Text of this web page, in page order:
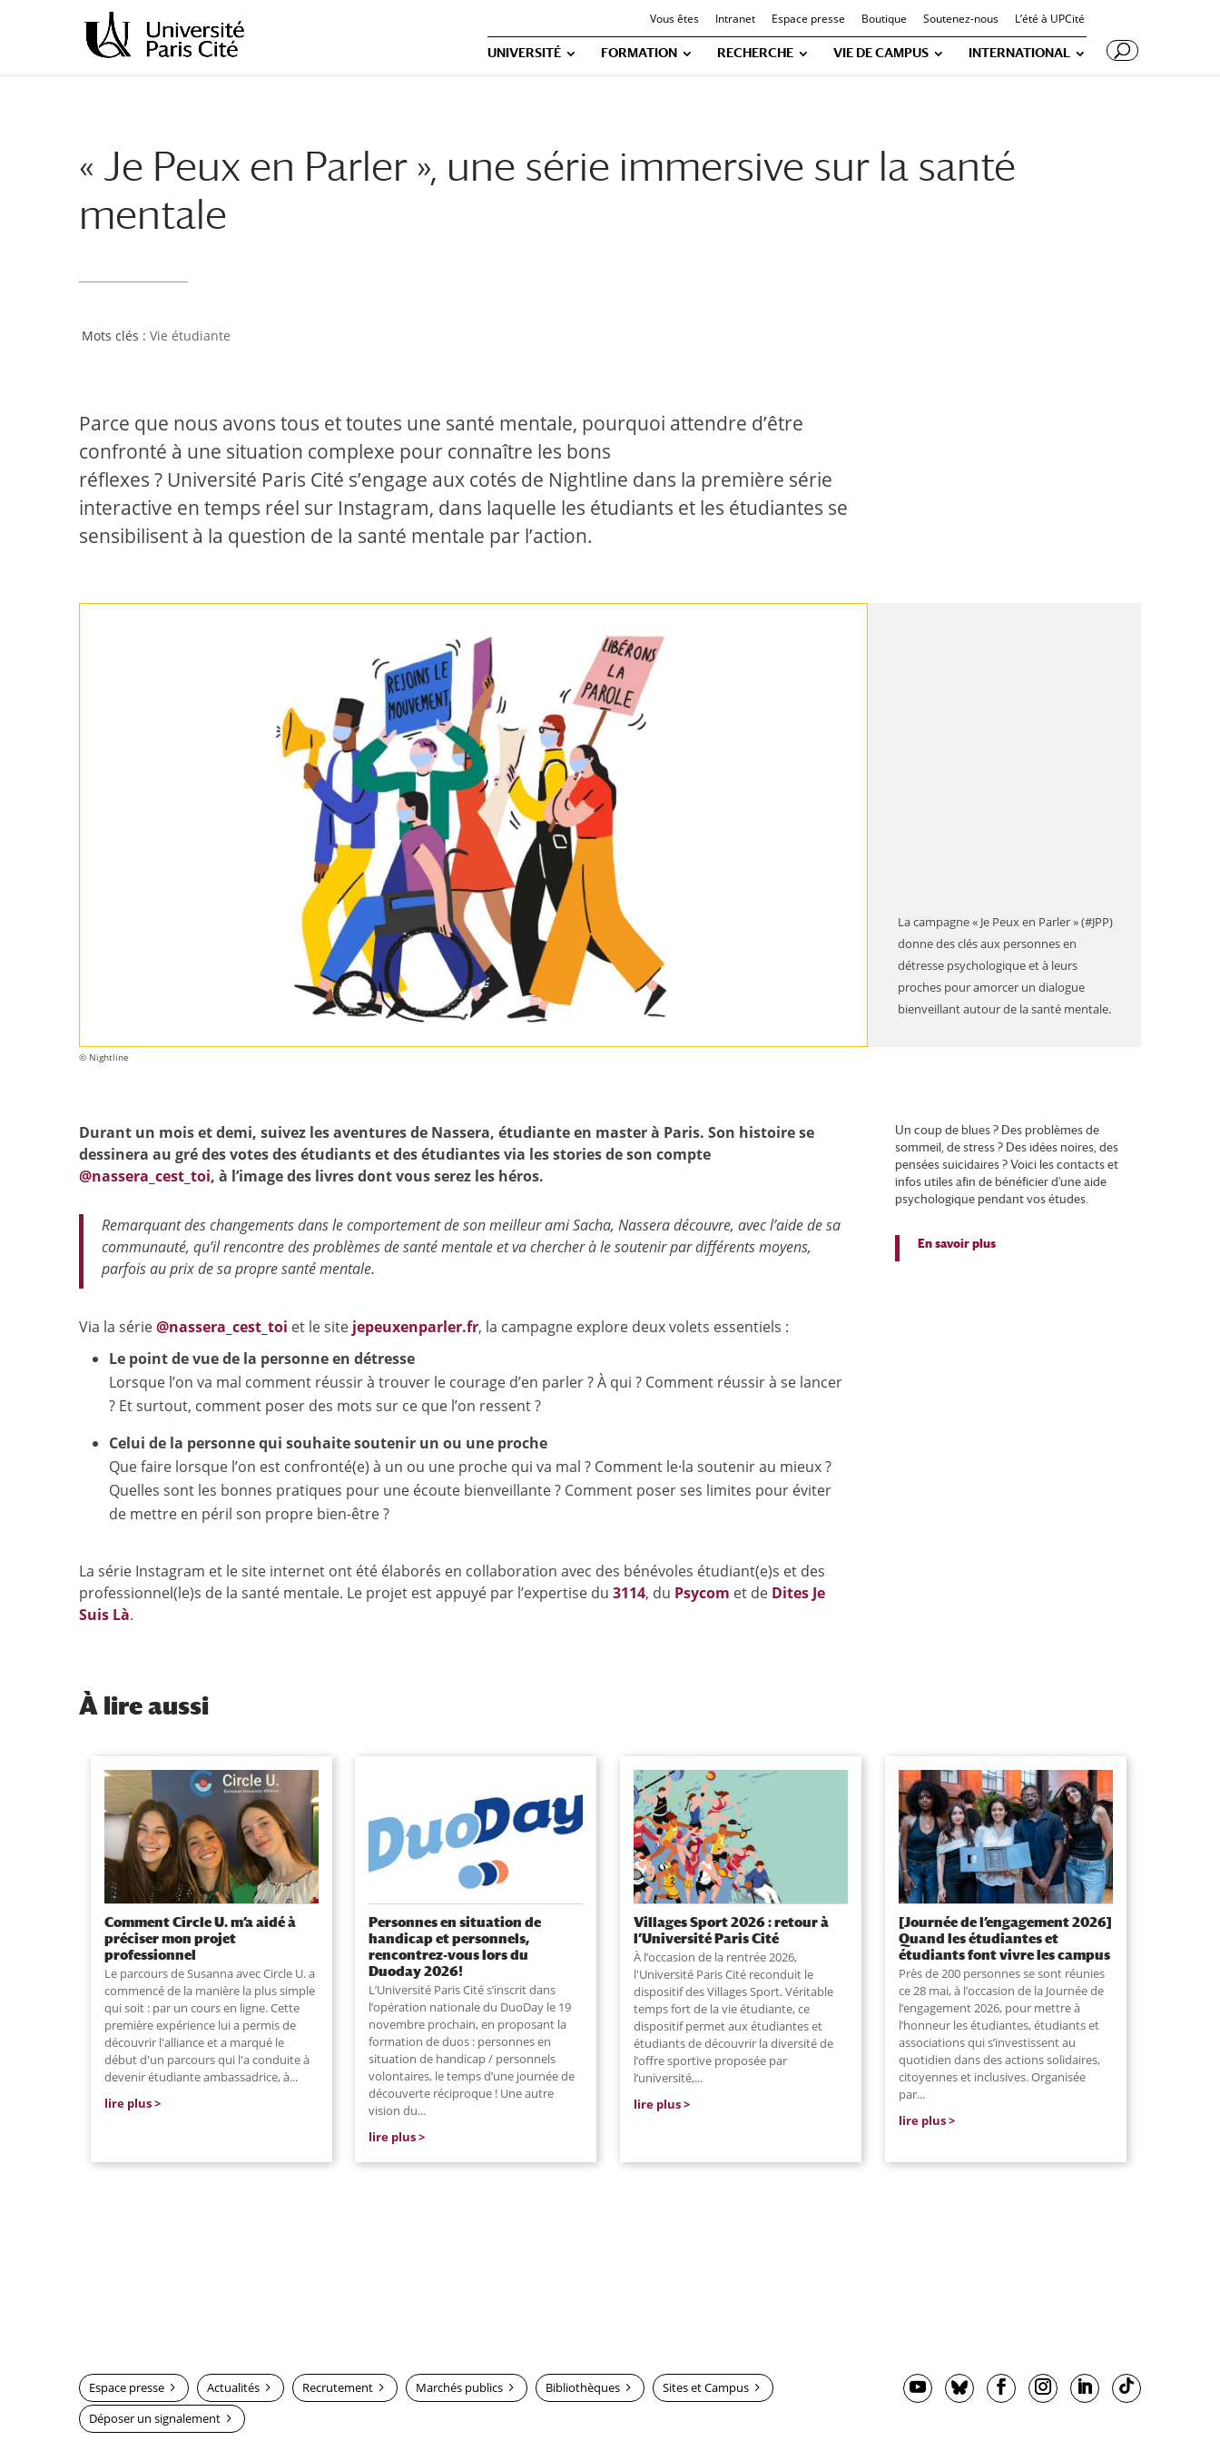
principal
navigation
Vous êtes Intranet Espace presse Boutique Soutenez-nous L’été à UPCité
UNIVERSITÉ FORMATION RECHERCHE VIE DE CAMPUS INTERNATIONAL
« Je Peux en Parler », une série immersive sur la santé
mentale
Vie étudiante
Parce que nous avons tous et toutes une santé mentale, pourquoi attendre d’être
confronté à une situation complexe pour connaître les bons
réflexes ? Université Paris Cité s’engage aux cotés de Nightline dans la première série
interactive en temps réel sur Instagram, dans laquelle les étudiants et les étudiantes se
sensibilisent à la question de la santé mentale par l’action.
La campagne « Je Peux en Parler » (#JPP)
donne des clés aux personnes en
détresse psychologique et à leurs
proches pour amorcer un dialogue
bienveillant autour de la santé mentale.
© Nightline
Durant un moisetdemi, suivez lesaventuresde Nassera, étudianteen masterà Paris. Son histoirese
dessinera au grédesvotesdesétudiantset des étudiantesvia lesstoriesdeson compte
@nassera_cest_toi, à l’image des livres dont vousserez les héros.
Remarquant des changements dans le comportement de son meilleur ami Sacha, Nassera découvre, avec l’aide de sa
communauté, qu’il rencontre des problèmes de santé mentale et va chercher à le soutenir par différents moyens,
parfois au prix de sa propre santé mentale.
Via la série@nassera_cest_toi et lesite jepeuxenparler.fr, la campagne explore deuxvolets essentiels :
Le point de vue de la personne en détresse
Lorsque l’on va mal comment réussir à trouver le courage d’en parler ? À qui ? Comment réussir à se lancer
? Et surtout, comment poser des mots sur ce que l’on ressent ?
Celui de la personne qui souhaite soutenir un ou une proche
Que faire lorsque l’on est confronté(e) à un ou une proche qui va mal ? Comment le·la soutenir au mieux ?
Quelles sont les bonnes pratiques pour une écoute bienveillante ? Comment poser ses limites pour éviter
de mettre en péril son propre bien-être ?
La série Instagram et lesite internet ont été élaborés en collaboration avec des bénévoles étudiant(e)s et des
professionnel(le)s de la santé mentale. Le projet est appuyé par l’expertise du 3114, du Psycom et de Dites Je
Suis Là.
Un coup de blues ? Des problèmes de
sommeil, de stress ? Des idées noires, des
pensées suicidaires ? Voici les contacts et
infos utiles afin de bénéficier d’une aide
psychologique pendant vos études.
En savoir plus
À lire aussi
Comment Circle U. m’a aidé à
préciser mon projet
professionnel
Le parcours de Susanna avec Circle U. a
commencé de la manière la plus simple
qui soit : par un cours en ligne. Cette
première expérience lui a permis de
découvrir l'alliance et a marqué le
début d'un parcours qui l'a conduite à
devenir étudiante ambassadrice, à...
lire plus
Personnes en situation de
handicap et personnels,
rencontrez-vous lors du
Duoday 2026!
L’Université Paris Cité s’inscrit dans
l’opération nationale du DuoDay le 19
novembre prochain, en proposant la
formation de duos : personnes en
situation de handicap / personnels
volontaires, le temps d’une journée de
découverte réciproque ! Une autre
vision du...
lire plus
Villages Sport 2026 : retour à
l’Université Paris Cité
À l’occasion de la rentrée 2026,
l'Université Paris Cité reconduit le
dispositif des Villages Sport. Véritable
temps fort de la vie étudiante, ce
dispositif permet aux étudiantes et
étudiants de découvrir la diversité de
l’offre sportive proposée par
l’université,...
lire plus
[Journée de l’engagement 2026]
Quand les étudiantes et
étudiants font vivre les campus
Près de 200 personnes se sont réunies
ce 28 mai, à l’occasion de la Journée de
l’engagement 2026, pour mettre à
l’honneur les étudiantes, étudiants et
associations qui s’investissent au
quotidien dans des actions solidaires,
citoyennes et inclusives. Organisée
par...
lire plus
Espace presse Actualités Recrutement Marchés publics Bibliothèques
Sites et Campus
Déposer un signalement